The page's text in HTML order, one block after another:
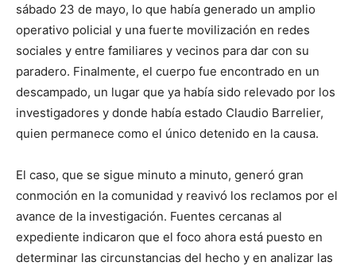
sábado 23 de mayo, lo que había generado un amplio
operativo policial y una fuerte movilización en redes
sociales y entre familiares y vecinos para dar con su
paradero. Finalmente, el cuerpo fue encontrado en un
descampado, un lugar que ya había sido relevado por los
investigadores y donde había estado Claudio Barrelier,
quien permanece como el único detenido en la causa.
El caso, que se sigue minuto a minuto, generó gran
conmoción en la comunidad y reavivó los reclamos por el
avance de la investigación. Fuentes cercanas al
expediente indicaron que el foco ahora está puesto en
determinar las circunstancias del hecho y en analizar las